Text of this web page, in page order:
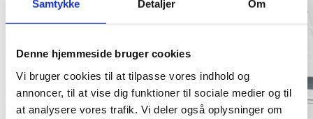
Samtykke Detaljer Om
Denne hjemmeside bruger cookies
Vi bruger cookies til at tilpasse vores indhold og
annoncer, til at vise dig funktioner til sociale medier og til
at analysere vores trafik. Vi deler også oplysninger om